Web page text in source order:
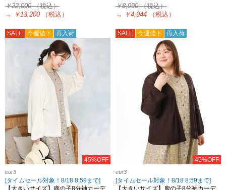
￥22,000（税込）
→
￥13,200 （税込）
￥8,990（税込）
→
￥4,944 （税込）
SALE 今週値下 再入荷
45%OFF
eur3
[タイムセール対象！8/18 8:59まで]
【大きいサイズ】鹿の子8分袖カーデ
SALE 今週値下 再入荷
45%OFF
eur3
[タイムセール対象！8/18 8:59まで]
【大きいサイズ】鹿の子8分袖カーデ